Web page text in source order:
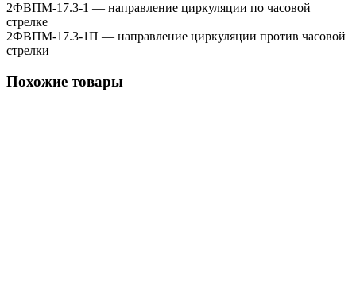
2ФВПМ-17.3-1 — направление циркуляции по часовой
стрелке
2ФВПМ-17.3-1П — направление циркуляции против часовой
стрелки
Похожие товары